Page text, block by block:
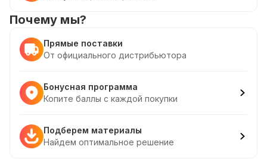
Почему мы?
Прямые поставки
От официального дистрибьютора
Бонусная программа
Копите баллы с каждой покупки
Подберем материалы
Найдем оптимальное решение